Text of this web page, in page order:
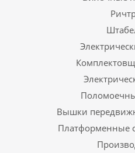
Вышки
Платформенные